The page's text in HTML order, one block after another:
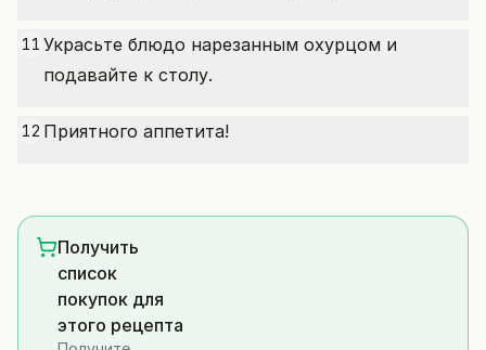
11 Украсьте блюдо нарезанным охурцом и
подавайте к столу.
12 Приятного аппетита!
Получить
список
покупок для
этого рецепта